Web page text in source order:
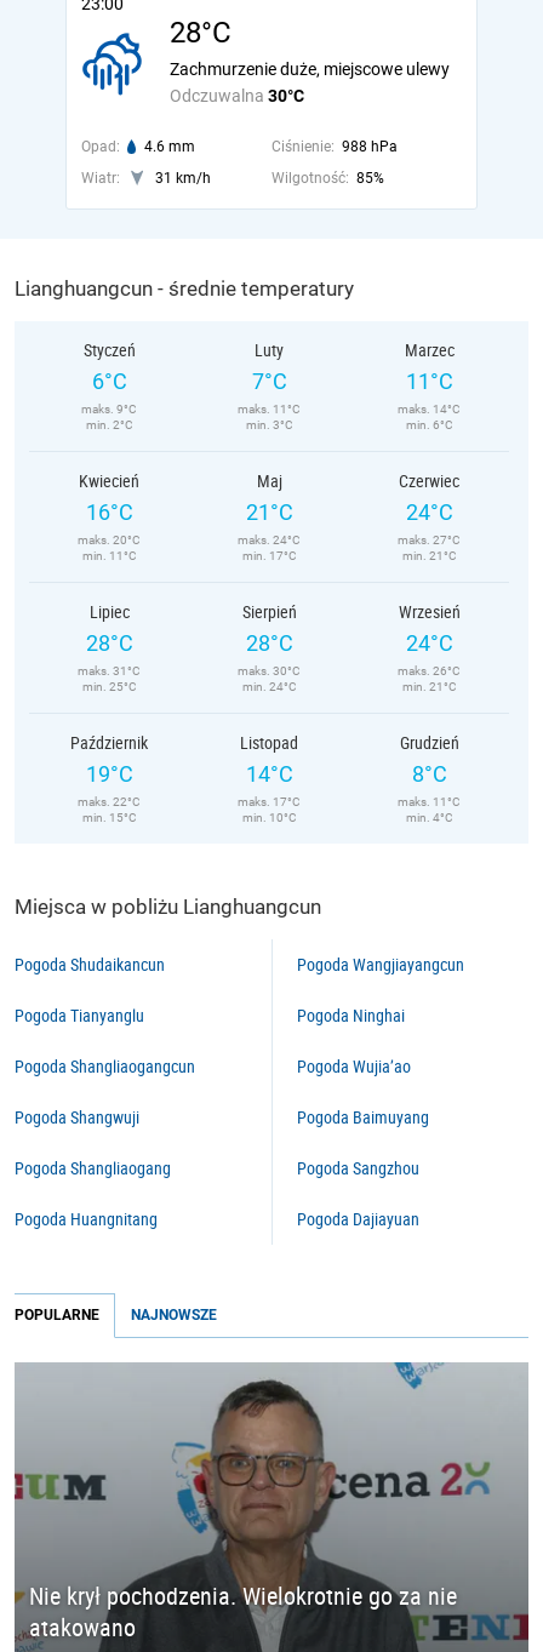
28°C
Odczuwalna 30°C
Zachmurzenie duże, miejscowe ulewy
Opad: 4.6 mm Ciśnienie: 988 hPa
Wiatr:
31 km/h Wilgotność: 85%
Lianghuangcun - średnie temperatury
Styczeń
6°C
maks. 9°C
min. 2°C
Luty
7°C
maks. 11°C
min. 3°C
Marzec
11°C
maks. 14°C
min. 6°C
Kwiecień
16°C
maks. 20°C
min. 11°C
Maj
21°C
maks. 24°C
min. 17°C
Czerwiec
24°C
maks. 27°C
min. 21°C
Lipiec
28°C
maks. 31°C
min. 25°C
Sierpień
28°C
maks. 30°C
min. 24°C
Wrzesień
24°C
maks. 26°C
min. 21°C
Październik
19°C
maks. 22°C
min. 15°C
Listopad
14°C
maks. 17°C
min. 10°C
Grudzień
8°C
maks. 11°C
min. 4°C
Miejsca w pobliżu Lianghuangcun
Pogoda Shudaikancun
Pogoda Tianyanglu
Pogoda Shangliaogangcun
Pogoda Shangwuji
Pogoda Shangliaogang
Pogoda Huangnitang
Pogoda Wangjiayangcun
Pogoda Ninghai
Pogoda Wujia’ao
Pogoda Baimuyang
Pogoda Sangzhou
Pogoda Dajiayuan
POPULARNE NAJNOWSZE
Nie krył pochodzenia. Wielokrotnie go za nie
atakowano